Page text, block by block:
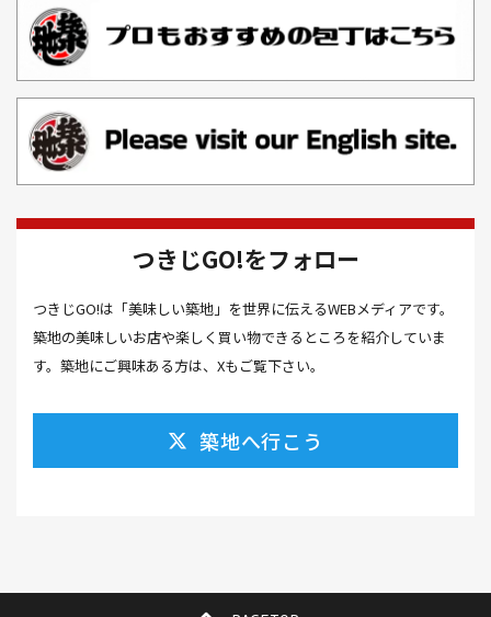
お正月料理(20）
お汁粉 レシピ(1）
お肉(2） お花見(2） お茶(1） お雑煮(1）
お風呂(1） お餅(1） お魚捌き教室(1） かき氷(3）
カシューナッツ(2） カツオ 食べ方(1）
カツオのたたき(1） カツカレー(2） カニ(7）
カフェラテ(1） かまぼこ(1）
カラスミ(1） カルパッチョ(1） カレー(5）
ギフト(6） キムチ レシピ(1）
グルメ(11）
つきじGO!をフォロー
つきじGO!は「美味しい築地」を世界に伝えるWEBメディアです。
築地の美味しいお店や楽しく買い物できるところを紹介していま
す。築地にご興味ある方は、Xもご覧下さい。
築地へ行こう